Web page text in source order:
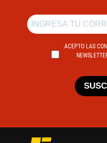
ACEPTO LAS